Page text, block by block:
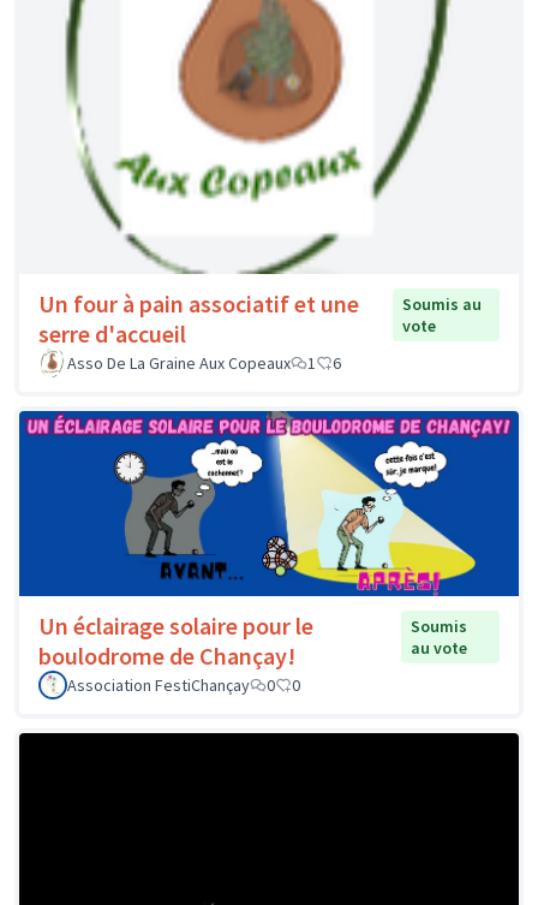
Un four à pain associatif et une
serre d'accueil
Soumis au
vote
Asso De La Graine Aux Copeaux
1 6
Un éclairage solaire pour le
boulodrome de Chançay!
Soumis
au vote
Association FestiChançay
0 0